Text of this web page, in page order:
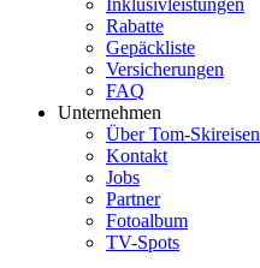
Inklusivleistungen
Rabatte
Gepäckliste
Versicherungen
FAQ
Unternehmen
Über Tom-Skireisen
Kontakt
Jobs
Partner
Fotoalbum
TV-Spots